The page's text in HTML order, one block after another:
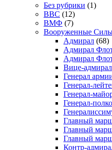
Без рубрики (1)
ВВС (12)
ВМФ (7)
Вооруженные
Адмирал (68)
Адмирал
Адмирал
Вице-адмирал
Генерал
Генерал-
Генерал-
Генерал-
Главный
Главный
Главный
Контр-